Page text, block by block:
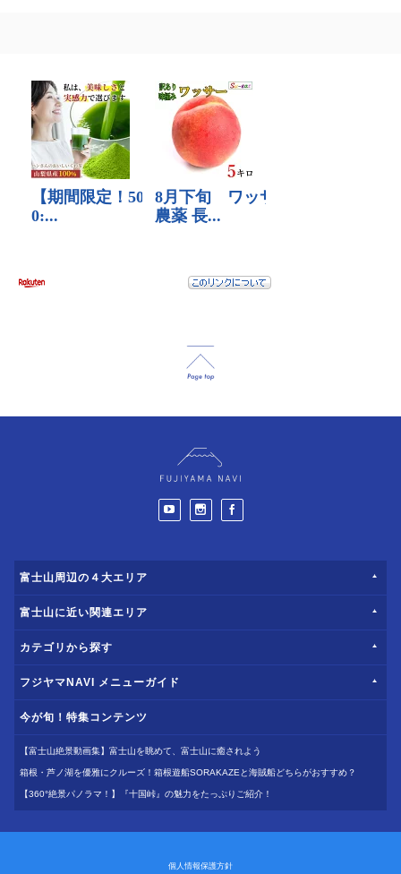
富士山周辺の４大エリア
富士山に近い関連エリア
カテゴリから探す
フジヤマNAVI メニューガイド
今が旬！特集コンテンツ
【富士山絶景動画集】富士山を眺めて、富士山に癒されよう
箱根・芦ノ湖を優雅にクルーズ！箱根遊船SORAKAZEと海賊船どちらがおすすめ？
【360°絶景パノラマ！】『十国峠』の魅力をたっぷりご紹介！
個人情報保護方針